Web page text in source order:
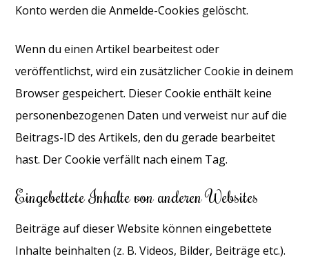
Konto werden die Anmelde-Cookies gelöscht.
Wenn du einen Artikel bearbeitest oder
veröffentlichst, wird ein zusätzlicher Cookie in deinem
Browser gespeichert. Dieser Cookie enthält keine
personenbezogenen Daten und verweist nur auf die
Beitrags-ID des Artikels, den du gerade bearbeitet
hast. Der Cookie verfällt nach einem Tag.
Eingebettete Inhalte von anderen Websites
Beiträge auf dieser Website können eingebettete
Inhalte beinhalten (z. B. Videos, Bilder, Beiträge etc.).